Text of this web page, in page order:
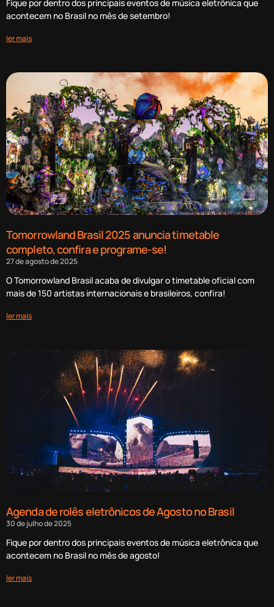
Fique por dentro dos principais eventos de música eletrônica que
acontecem no Brasil no mês de setembro!
ler mais
Tomorrowland Brasil 2025 anuncia timetable
completo, confira e programe-se!
27 de agosto de 2025
O Tomorrowland Brasil acaba de divulgar o timetable oficial com
mais de 150 artistas internacionais e brasileiros, confira!
ler mais
Agenda de rolês eletrônicos de Agosto no Brasil
30 de julho de 2025
Fique por dentro dos principais eventos de música eletrônica que
acontecem no Brasil no mês de agosto!
ler mais